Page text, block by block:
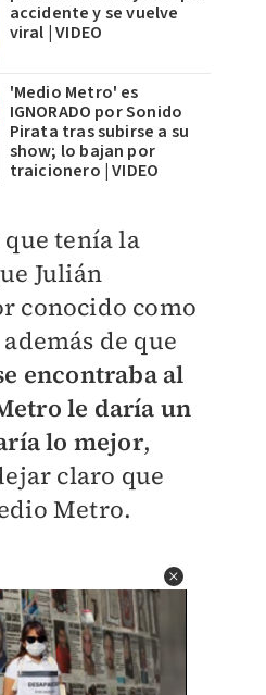
accidente y se vuelve
viral | VIDEO
'Medio Metro' es
IGNORADO por Sonido
Pirata tras subirse a su
show; lo bajan por
traicionero | VIDEO
tenía la
Julián
conocido como
de que
encontraba al
le daría un
lo mejor,
claro que
Metro.